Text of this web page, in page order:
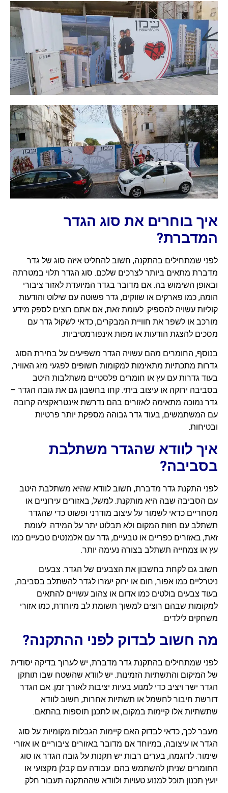
איך בוחרים את סוג הגדר
המדברת?
לפני שמתחילים בהתקנה, חשוב להחליט איזה סוג של גדר
מדברת מתאים ביותר לצרכים שלכם. סוג הגדר תלוי במטרתה
ובאופן השימוש בה. אם מדובר בגדר המיועדת לאזור ציבורי
הומה, כמו פארקים או שווקים, גדר פשוטה עם שילוט והודעות
קוליות עשויה להספיק. לעומת זאת, אם אתם רוצים לספק מידע
מורכב או לשפר את חוויית המבקרים, כדאי לשקול גדר עם
מסכים להצגת הודעות או מפות אינפורמטיביות.
בנוסף, החומרים מהם עשויה הגדר משפיעים על בחירת הסוג.
גדרות מתכתיות מתאימות למקומות חשופים לפגעי מזג האוויר,
בעוד גדרות עם עץ או חומרים פלסטיים משתלבות היטב
בסביבה ירוקה או עיצוב ביתי. קחו בחשבון גם את גובה הגדר –
גדר נמוכה מתאימה לאזורים בהם נדרשת אינטראקציה קרובה
עם המשתמשים, בעוד גדר גבוהה מספקת יותר פרטיות
ובטיחות.
איך לוודא שהגדר משתלבת
בסביבה?
לפני התקנת גדר מדברת, חשוב לוודא שהיא משתלבת היטב
עם הסביבה שבה היא מותקנת. למשל, באזורים עירוניים או
מסחריים כדאי לשמור על עיצוב מודרני ופשוט כדי שהגדר
תשתלב עם חזות המקום ולא תבלוט יתר על המידה. לעומת
זאת, באזורים כפריים או טבעיים, גדר עם אלמנטים טבעיים כמו
עץ או צמחייה תשתלב בצורה נעימה יותר.
חשוב גם לקחת בחשבון את הצבעים של הגדר. צבעים
ניטרליים כמו אפור, חום או ירוק יעזרו לגדר להשתלב בסביבה,
בעוד צבעים בולטים כמו אדום או צהוב עשויים להתאים
למקומות שבהם רוצים למשוך תשומת לב מיוחדת, כמו אזורי
משחקים לילדים.
מה חשוב לבדוק לפני ההתקנה?
לפני שמתחילים בהתקנת גדר מדברת, יש לערוך בדיקה יסודית
של המיקום והתשתיות הזמינות. יש לוודא שהשטח שבו תותקן
הגדר ישר ויציב כדי למנוע בעיות יציבות לאורך זמן. אם הגדר
דורשת חיבור לחשמל או תשתיות אחרות, חשוב לוודא
שתשתיות אלו קיימות במקום, או לתכנן תוספות בהתאם.
מעבר לכך, כדאי לבדוק האם קיימות הגבלות מקומיות על סוג
הגדר או עיצובה, במיוחד אם מדובר באזורים ציבוריים או אזורי
שימור. לדוגמה, בערים רבות יש תקנות על גובה הגדר או סוג
החומרים שניתן להשתמש בהם. עבודה עם קבלן מקצועי או
יועץ תכנון תוכל למנוע טעויות ולוודא שההתקנה תעבור חלק.